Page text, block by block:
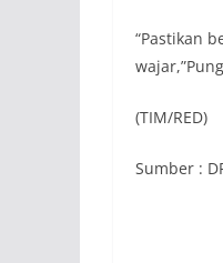
“Pastikan
(TIM/RED)
Sumber :